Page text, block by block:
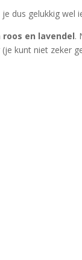
dus gelukkig wel
en lavendel.
kunt niet zeker